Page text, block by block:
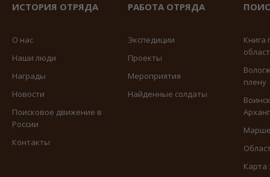
ИСТОРИЯ ОТРЯДА
О нас
Наши люди
Награды
Новости
Поисковое движение в
России
Контакты
РАБОТА ОТРЯДА
Экспедиции
Проекты
Мероприятия
Найденные солдаты
Книга
плену
Карта